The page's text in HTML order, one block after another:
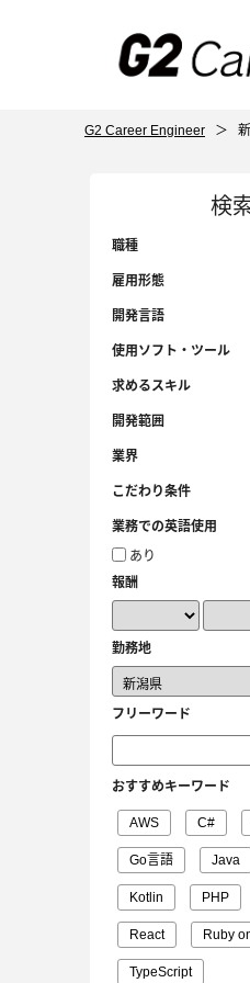
G2 Career Engineer ＞
検
職種
雇用形態
開発言語
使用ソフト・ツール
求めるスキル
開発範囲
業界
こだわり条件
業務での英語使用
あり
報酬
勤務地
フリーワード
おすすめキーワード
AWS C#
Go言語 Java
Kotlin PHP
React Ruby
TypeScript